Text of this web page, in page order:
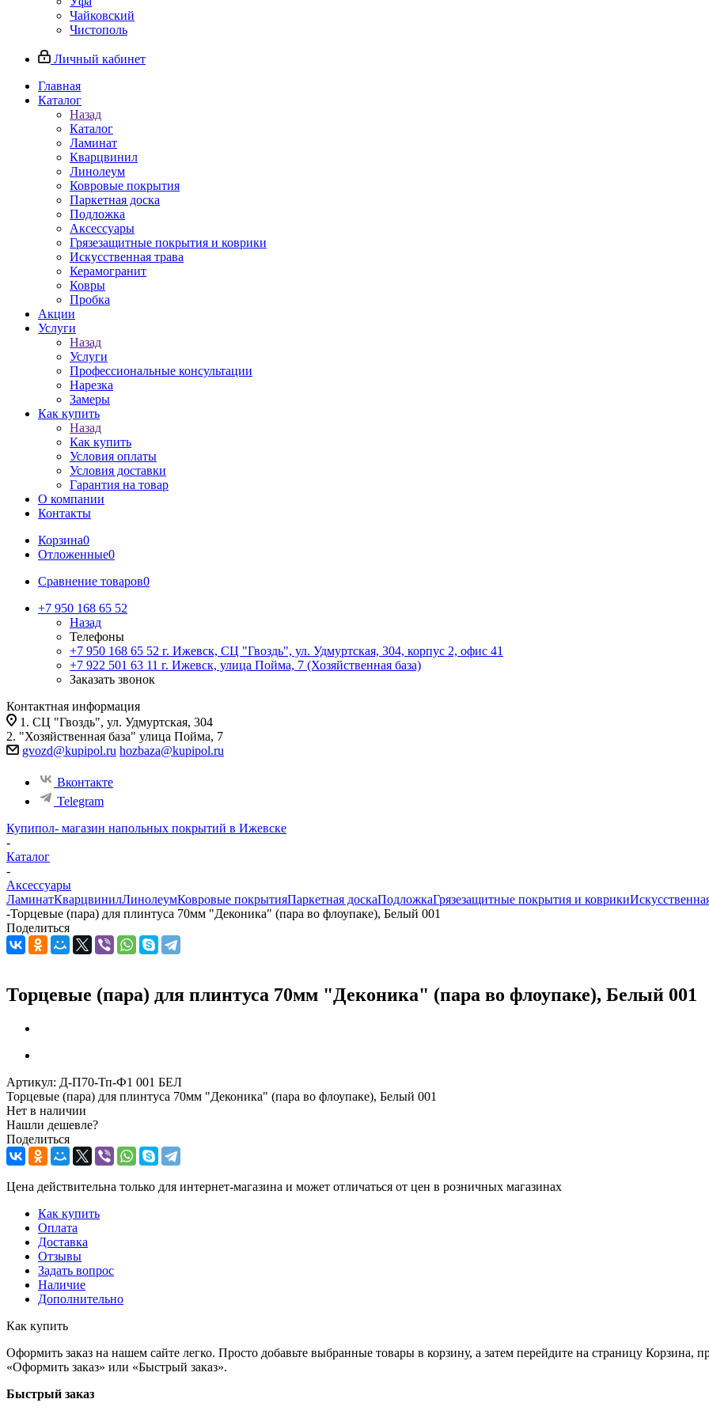
Чайковский
Чистополь
Личный кабинет
Главная
Каталог
Назад
Каталог
Ламинат
Кварцвинил
Линолеум
Ковровые покрытия
Паркетная доска
Подложка
Аксессуары
Грязезащитные покрытия и коврики
Искусственная трава
Керамогранит
Ковры
Пробка
Акции
Услуги
Назад
Услуги
Профессиональные консультации
Нарезка
Замеры
Как купить
Назад
Как купить
Условия оплаты
Условия доставки
Гарантия на товар
О компании
Контакты
Корзина0
Отложенные0
Сравнение товаров0
+7 950 168 65 52
Назад
Телефоны
+7 950 168 65 52 г. Ижевск, СЦ "Гвоздь", ул. Удмуртская, 304, корпус 2, офис 41
+7 922 501 63 11 г. Ижевск, улица Пойма, 7 (Хозяйственная база)
Заказать звонок
Контактная информация
1. СЦ "Гвоздь", ул. Удмуртская, 304
2. "Хозяйственная база" улица Пойма, 7
gvozd@kupipol.ru hozbaza@kupipol.ru
Вконтакте
Telegram
Купипол- магазин напольных покрытий в Ижевске
-
Каталог
-
Аксессуары
ЛаминатКварцвинилЛинолеумКовровые покрытияПаркетная доскаПодложкаГрязезащитные покрытия и коврики
-Торцевые (пара) для плинтуса 70мм "Деконика" (пара во флоупаке), Белый 001
Поделиться
Торцевые (пара) для плинтуса 70мм "Деконика" (пара во флоупаке), Белый 001
Артикул: Д-П70-Тп-Ф1 001 БЕЛ
Торцевые (пара) для плинтуса 70мм "Деконика" (пара во флоупаке), Белый 001
Нет в наличии
Нашли дешевле?
Поделиться
Цена действительна только для интернет-магазина и может отличаться от цен в розничных магазинах
Как купить
Оплата
Доставка
Отзывы
Задать вопрос
Наличие
Дополнительно
Как купить
Оформить заказ на нашем сайте легко. Просто добавьте выбранные товары в корзину, а затем перейдите на страницу Корзина,
«Оформить заказ» или «Быстрый заказ».
Быстрый заказ